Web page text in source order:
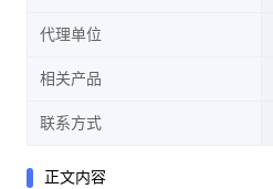
代理单位
相关产品
联系方式
正文内容